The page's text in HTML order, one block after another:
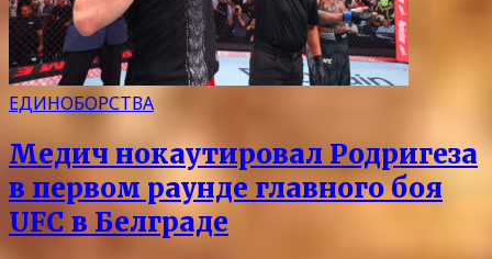
ЕДИНОБОРСТВА
Медич нокаутировал Родригеза
в первом раунде главного боя
UFC в Белграде